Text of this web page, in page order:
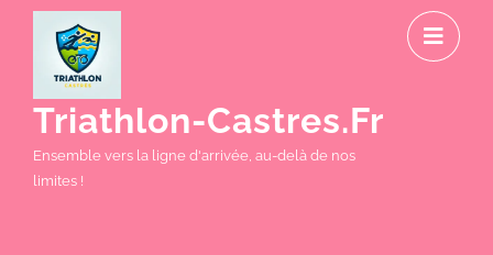
Triathlon-Castres.fr
Ensemble vers la ligne d'arrivée, au-delà de nos
limites !